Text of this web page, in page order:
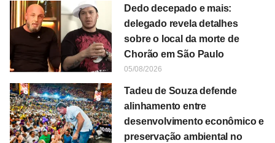
Dedo decepado e mais:
delegado revela detalhes
sobre o local da morte de
Chorão em São Paulo
05/08/2026
Tadeu de Souza defende
alinhamento entre
desenvolvimento econômico e
preservação ambiental no